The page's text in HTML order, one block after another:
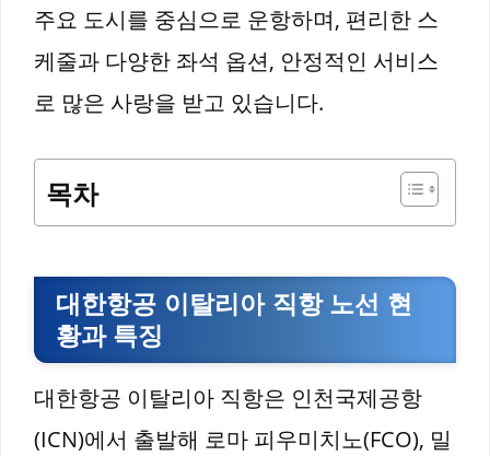
주요 도시를 중심으로 운항하며, 편리한 스
케줄과 다양한 좌석 옵션, 안정적인 서비스
로 많은 사랑을 받고 있습니다.
목차
대한항공 이탈리아 직항 노선 현
황과 특징
대한항공 이탈리아 직항은 인천국제공항
(ICN)에서 출발해 로마 피우미치노(FCO), 밀